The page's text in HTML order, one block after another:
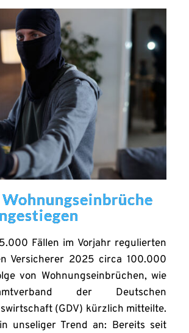
Fällen im Vorjahr regulierten
Versicherer 2025 circa 100.000
von Wohnungseinbrüchen, wie
der Deutschen
(GDV) kürzlich mitteilte.
unseliger Trend an: Bereits seit